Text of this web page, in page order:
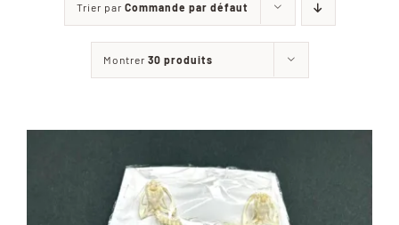
MATÉRIELS
À PROPOS
Trier par Commande par défaut
Montrer 30 produits